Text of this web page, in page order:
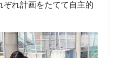
ぞれ計画をたてて自主的